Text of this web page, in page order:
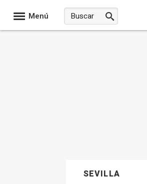
Menú
SEVILLA